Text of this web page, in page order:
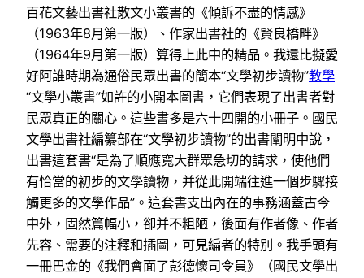
百花文藝出書社散文小叢書的《傾訴不盡的情感》
（1963年8月第一版）、作家出書社的《賢良橋畔》
（1964年9月第一版）算得上此中的精品。我還比擬愛
好阿誰時期為通俗民眾出書的簡本“文學初步讀物”教學
“文學小叢書”如許的小開本圖書，它們表現了出書者對
民眾真正的關心。這些書多是六十四開的小冊子。國民
文學出書社編纂部在“文學初步讀物”的出書闡明中說，
出書這套書“是為了順應寬大群眾急切的請求，使他們
有恰當的初步的文學讀物，并從此開端往進一個步驟接
觸更多的文學作品”。這套書支出內在的事務涵蓋古今
中外，固然篇幅小，卻并不粗陋，後面有作者像、作者
先容、需要的注釋和插圖，可見編者的特別。我手頭有
一冊巴金的《我們會面了彭德懷司令員》（國民文學出